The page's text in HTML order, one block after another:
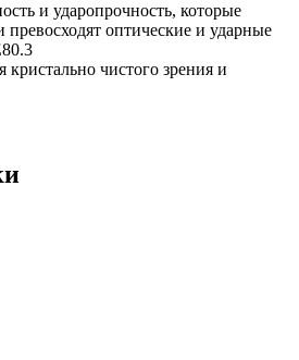
и ударопрочность, которые
превосходят оптические и ударные
чистого зрения и